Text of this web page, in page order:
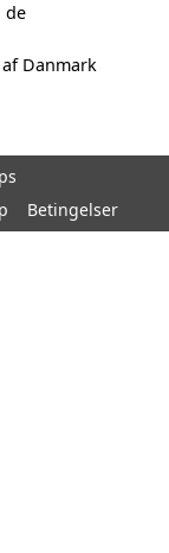
de
Danmark
Betingelser